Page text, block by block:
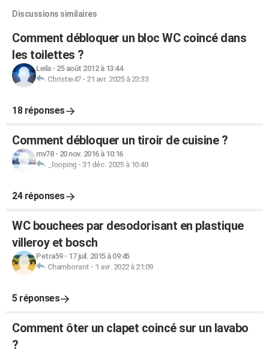
Discussions similaires
Comment débloquer un bloc WC coincé dans
les toilettes ?
Leila- 25 août 2012 à 13:44
Christie47- 21 avr. 2025 à 23:33
18 réponses
Comment débloquer un tiroir de cuisine ?
mv78- 20 nov. 2016 à 10:16
_looping - 31 déc. 2025 à 10:40
24 réponses
WC bouchees par desodorisant en plastique
villeroy et bosch
Petra59- 17 juil. 2015 à 09:45
Chamborant - 1 avr. 2022 à 21:09
5 réponses
Comment ôter un clapet coincé sur un lavabo
?